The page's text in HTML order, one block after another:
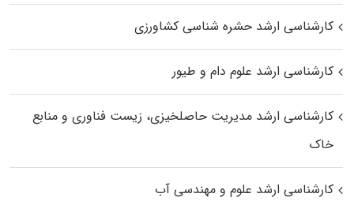
کارشناسی ارشد حشره‌ شناسی کشاورزی
کارشناسی ارشد علوم دام و طیور
کارشناسی ارشد مدیریت حاصلخیزی، زیست فناوری و منابع
خاک
کارشناسی ارشد علوم و مهندسی آب